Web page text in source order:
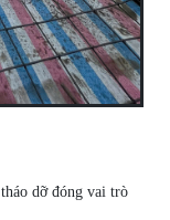
tháo dỡ đóng vai trò